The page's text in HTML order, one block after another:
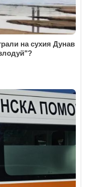
на сухия Дунав